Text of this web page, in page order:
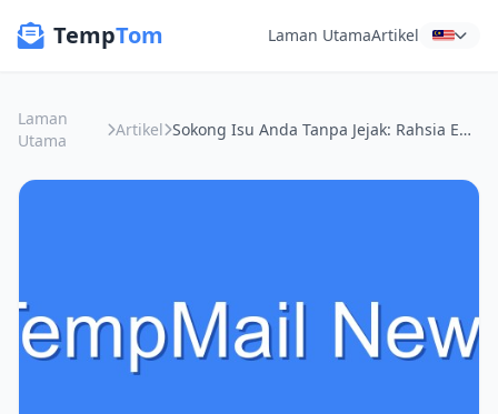
TempTom Laman UtamaArtikel
Laman
Utama
Artikel Sokong Isu Anda Tanpa Jejak: Rahsia Emel Sementara Untuk Petisyen & Undian Dalam Talian!